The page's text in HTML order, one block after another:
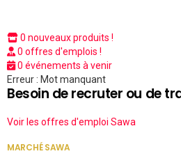
0 nouveaux produits !
0 offres d'emplois !
0 événements à venir
Erreur : Mot manquant
Besoin de recruter ou de
Voir les offres d'emploi Sawa
MARCHÉ SAWA